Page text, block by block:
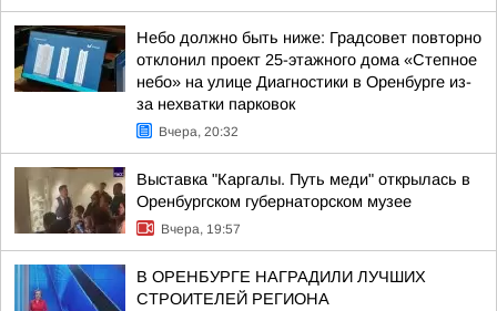
Небо должно быть ниже: Градсовет повторно
отклонил проект 25-этажного дома «Степное
небо» на улице Диагностики в Оренбурге из-
за нехватки парковок
Вчера, 20:32
Выставка "Каргалы. Путь меди" открылась в
Оренбургском губернаторском музее
Вчера, 19:57
В ОРЕНБУРГЕ НАГРАДИЛИ ЛУЧШИХ
СТРОИТЕЛЕЙ РЕГИОНА